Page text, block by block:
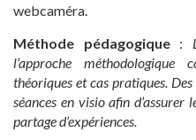
webcaméra.
Méthode pédagogique:
l’approche méthodologique
théoriques et cas pratiques.
séances en visio afin
partage d’expériences.